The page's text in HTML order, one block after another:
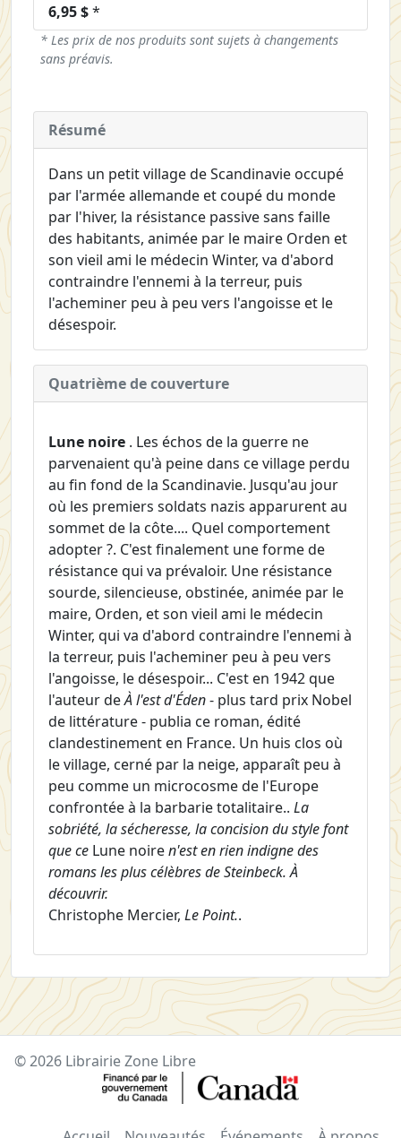
6,95 $*
* Les prix de nos produits sont sujets à changements
sans préavis.
Résumé
Dans un petit village de Scandinavie occupé
par l'armée allemande et coupé du monde
par l'hiver, la résistance passive sans faille
des habitants, animée par le maire Orden et
son vieil ami le médecin Winter, va d'abord
contraindre l'ennemi à la terreur, puis
l'acheminer peu à peu vers l'angoisse et le
désespoir.
Quatrième de couverture
Lune noire . Les échos de la guerre ne
parvenaient qu'à peine dans ce village perdu
au fin fond de la Scandinavie. Jusqu'au jour
où les premiers soldats nazis apparurent au
sommet de la côte.... Quel comportement
adopter ?. C'est finalement une forme de
résistance qui va prévaloir. Une résistance
sourde, silencieuse, obstinée, animée par le
maire, Orden, et son vieil ami le médecin
Winter, qui va d'abord contraindre l'ennemi à
la terreur, puis l'acheminer peu à peu vers
l'angoisse, le désespoir... C'est en 1942 que
l'auteur deÀ l'est d'Éden- plus tard prix Nobel
de littérature - publia ce roman, édité
clandestinement en France. Un huis clos où
le village, cerné par la neige, apparaît peu à
peu comme un microcosme de l'Europe
confrontée à la barbarie totalitaire.. La
sobriété, la sécheresse, la concision du style font
que ce Lune noiren'est en rien indigne des
romans les plus célèbres de Steinbeck. À
découvrir.
Christophe Mercier, Le Point..
© 2026 Librairie Zone Libre